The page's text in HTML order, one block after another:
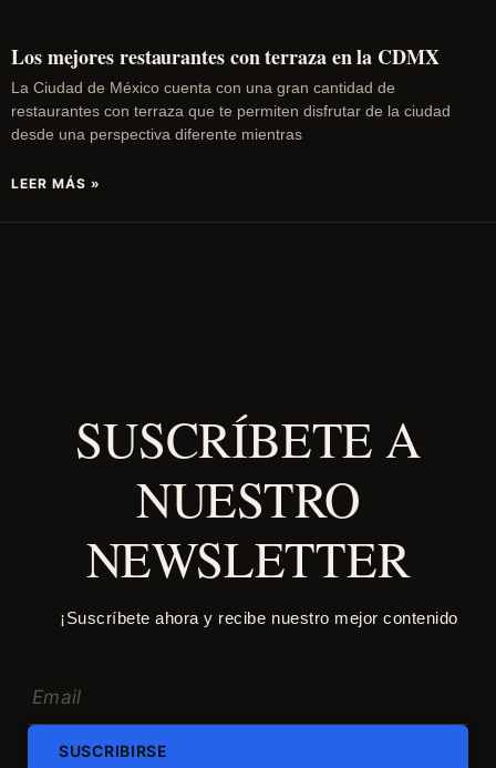
Los mejores restaurantes con terraza en la CDMX
La Ciudad de México cuenta con una gran cantidad de
restaurantes con terraza que te permiten disfrutar de la ciudad
desde una perspectiva diferente mientras
LEER MÁS »
SUSCRÍBETE A
NUESTRO
NEWSLETTER
¡Suscríbete ahora y recibe nuestro mejor contenido
SUSCRIBIRSE